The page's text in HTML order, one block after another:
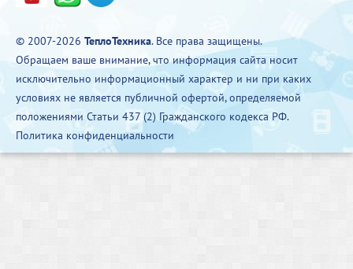
© 2007-2026 ТеплоТехника. Все права защищены.
Обращаем ваше внимание, что информация сайта носит
исключительно информационный характер и ни при каких
условиях не является публичной офертой, определяемой
положениями Статьи 437 (2) Гражданского кодекса РФ.
Политика конфиденциальности